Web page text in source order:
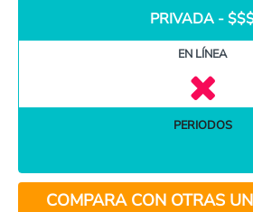
PRIVADA -
EN LÍNEA
PERIODOS
COMPARA CON OTRAS